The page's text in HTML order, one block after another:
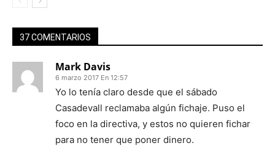
37 COMENTARIOS
Mark Davis
6 marzo 2017 En 12:57
Yo lo tenía claro desde que el sábado
Casadevall reclamaba algún fichaje. Puso el
foco en la directiva, y estos no quieren fichar
para no tener que poner dinero.